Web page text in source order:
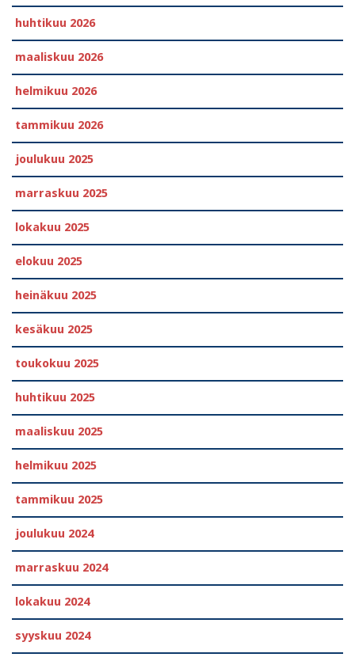
huhtikuu 2026
maaliskuu 2026
helmikuu 2026
tammikuu 2026
joulukuu 2025
marraskuu 2025
lokakuu 2025
elokuu 2025
heinäkuu 2025
kesäkuu 2025
toukokuu 2025
huhtikuu 2025
maaliskuu 2025
helmikuu 2025
tammikuu 2025
joulukuu 2024
marraskuu 2024
lokakuu 2024
syyskuu 2024